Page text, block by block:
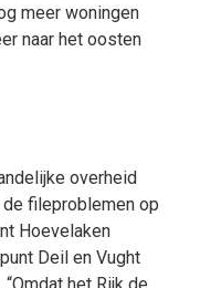
meer woningen
naar het oosten
overheid
fileproblemen op
Hoevelaken
Deil en Vught
het Rijk de